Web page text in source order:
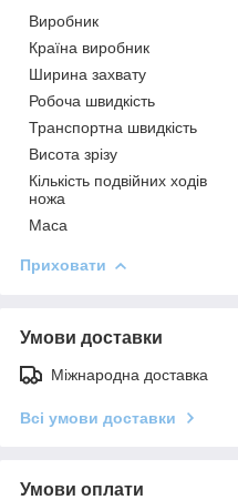
Виробник
Країна виробник
Ширина захвату
Робоча швидкість
Транспортна швидкість
Висота зрізу
Кількість подвійних ходів
ножа
Маса
Приховати
Умови доставки
Міжнародна доставка
Всі умови доставки
Умови оплати